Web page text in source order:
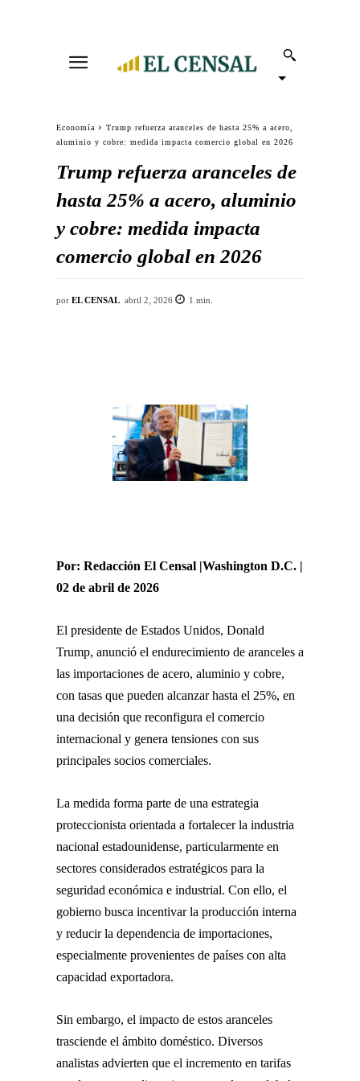
Economía
Trump refuerza aranceles de hasta 25% a acero,
aluminio y cobre: medida impacta comercio global en 2026
Trump refuerza aranceles de
hasta 25% a acero, aluminio
y cobre: medida impacta
comercio global en 2026
por EL CENSAL abril 2, 2026 1 min.
Por: Redacción El Censal |Washington D.C. |
02 de abril de 2026
El presidente de Estados Unidos, Donald
Trump, anunció el endurecimiento de aranceles a
las importaciones de acero, aluminio y cobre,
con tasas que pueden alcanzar hasta el 25%, en
una decisión que reconfigura el comercio
internacional y genera tensiones con sus
principales socios comerciales.
La medida forma parte de una estrategia
proteccionista orientada a fortalecer la industria
nacional estadounidense, particularmente en
sectores considerados estratégicos para la
seguridad económica e industrial. Con ello, el
gobierno busca incentivar la producción interna
y reducir la dependencia de importaciones,
especialmente provenientes de países con alta
capacidad exportadora.
Sin embargo, el impacto de estos aranceles
trasciende el ámbito doméstico. Diversos
analistas advierten que el incremento en tarifas